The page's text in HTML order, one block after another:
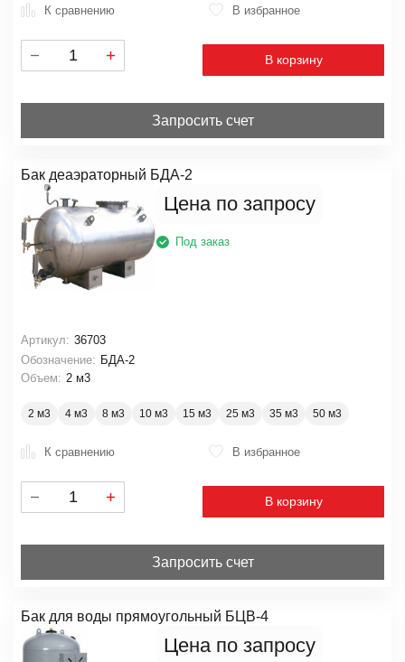
К сравнению В избранное
В корзину
Запросить счет
Бак деаэраторный БДА-2
Цена по запросу
Под заказ
Артикул: 36703
Обозначение: БДА-2
Объем: 2 м3
2 м3 4 м3 8 м3 10 м3 15 м3 25 м3 35 м3 50 м3
К сравнению В избранное
В корзину
Запросить счет
Бак для воды прямоугольный БЦВ-4
Цена по запросу